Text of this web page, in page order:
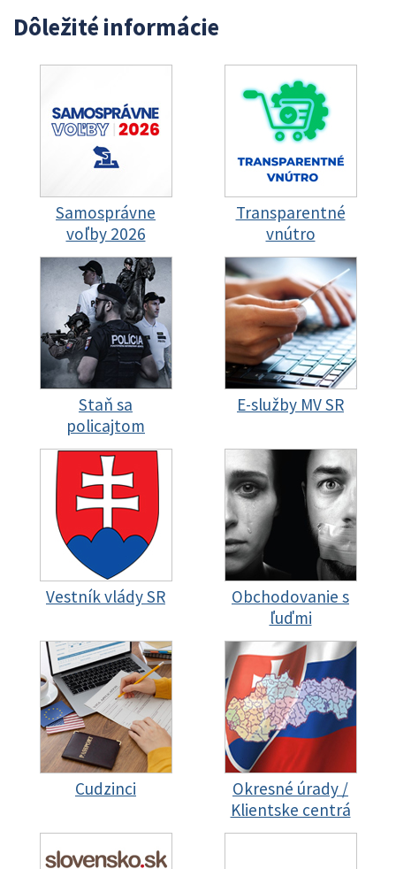
Dôležité informácie
Samosprávne
voľby 2026
Transparentné
vnútro
Staň sa
policajtom
E-služby MV SR
Vestník vlády SR
Obchodovanie s
ľuďmi
Cudzinci
Okresné úrady /
Klientske centrá